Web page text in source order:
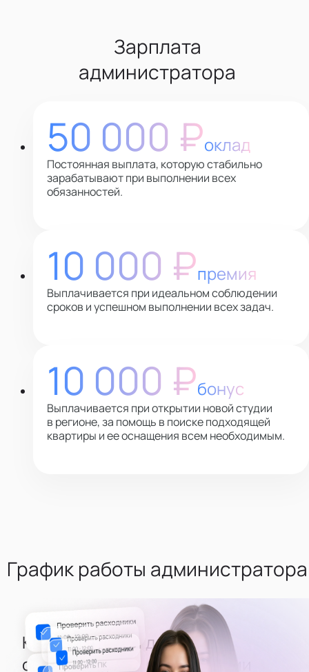
Зарплата
администратора
50 000 ₽оклад
Постоянная выплата, которую стабильно
зарабатывают при выполнении всех
обязанностей.
10 000 ₽премия
Выплачивается при идеальном соблюдении
сроков и успешном выполнении всех задач.
10 000 ₽бонус
Выплачивается при открытии новой студии
в регионе, за помощь в поиске подходящей
квартиры и ее оснащения всем необходимым.
График работы администратора
Каждый второй день -
оценивать состояние студии